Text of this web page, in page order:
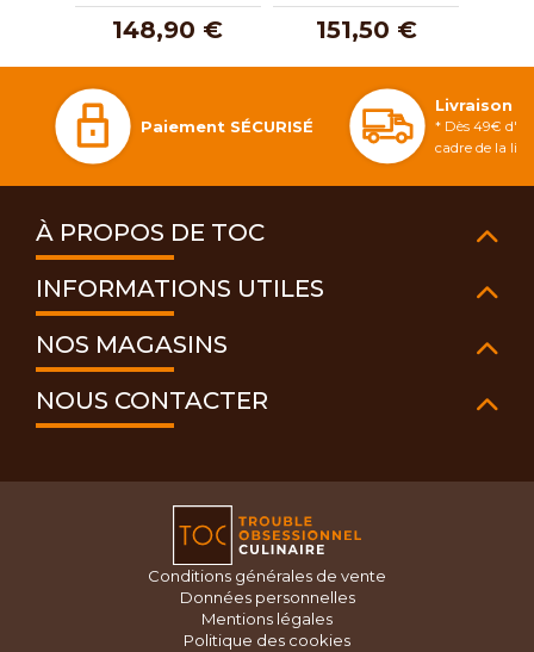
148,90 € 151,50 €
Paiement SÉCURISÉ
Livraison
* Dès 49€
cadre de la
À PROPOS DE TOC
INFORMATIONS UTILES
NOS MAGASINS
NOUS CONTACTER
Conditions générales de vente
Données personnelles
Mentions légales
Politique des cookies